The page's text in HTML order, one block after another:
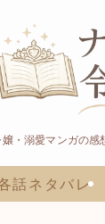
・溺愛マンガの感
話ネタバレ